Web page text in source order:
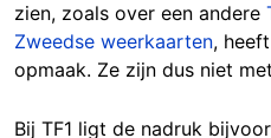
zien, zoals over een andere
Zweedse weerkaarten,
opmaak. Ze zijn dus niet
Bij TF1 ligt de nadruk